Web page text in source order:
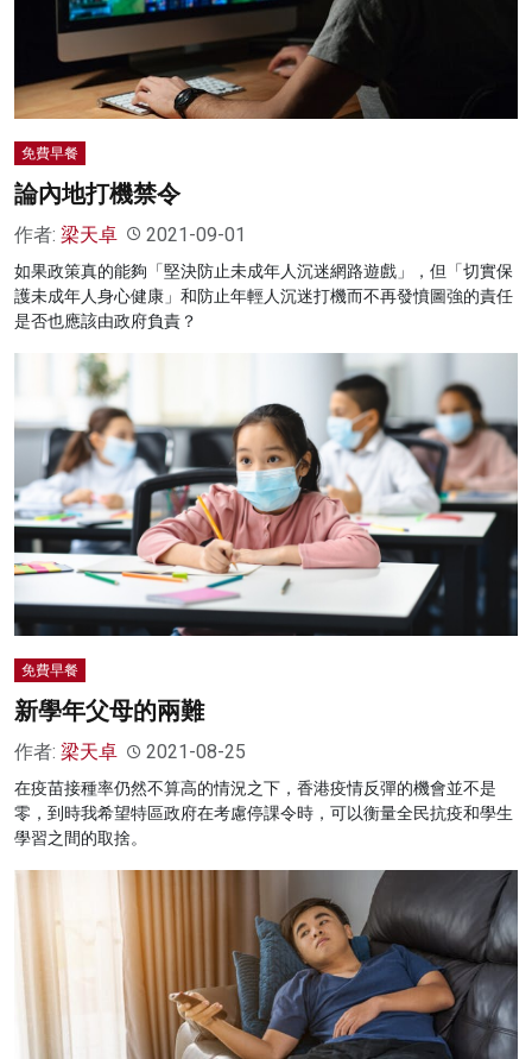
名家榜
灼見活動
免費早餐
論內地打機禁令
作者: 梁天卓 2021-09-01
如果政策真的能夠「堅決防止未成年人沉迷網路遊戲」，但「切實保
護未成年人身心健康」和防止年輕人沉迷打機而不再發憤圖強的責任
是否也應該由政府負責？
免費早餐
新學年父母的兩難
作者: 梁天卓 2021-08-25
在疫苗接種率仍然不算高的情況之下，香港疫情反彈的機會並不是
零，到時我希望特區政府在考慮停課令時，可以衡量全民抗疫和學生
學習之間的取捨。